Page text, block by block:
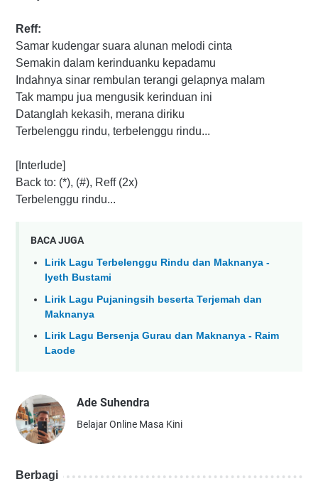
Reff:
Samar kudengar suara alunan melodi cinta
Semakin dalam kerinduanku kepadamu
Indahnya sinar rembulan terangi gelapnya malam
Tak mampu jua mengusik kerinduan ini
Datanglah kekasih, merana diriku
Terbelenggu rindu, terbelenggu rindu...
[Interlude]
Back to: (*), (#), Reff (2x)
Terbelenggu rindu...
BACA JUGA
Lirik Lagu Terbelenggu Rindu dan Maknanya -
Iyeth Bustami
Lirik Lagu Pujaningsih beserta Terjemah dan
Maknanya
Lirik Lagu Bersenja Gurau dan Maknanya - Raim
Laode
Ade Suhendra
Belajar Online Masa Kini
Berbagi